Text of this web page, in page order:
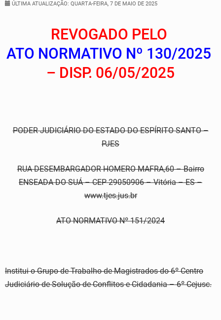
ÚLTIMA ATUALIZAÇÃO: QUARTA-FEIRA, 7 DE MAIO DE 2025
REVOGADO PELO
ATO NORMATIVO Nº 130/2025
– DISP. 06/05/2025
PODER JUDICIÁRIO DO ESTADO DO ESPÍRITO SANTO –
PJES
RUA DESEMBARGADOR HOMERO MAFRA,60 – Bairro
ENSEADA DO SUÁ – CEP 29050906 – Vitória – ES –
www.tjes.jus.br
ATO NORMATIVO Nº 151/2024
Institui o Grupo de Trabalho de Magistrados do 6º Centro
Judiciário de Solução de Conflitos e Cidadania – 6º Cejusc.